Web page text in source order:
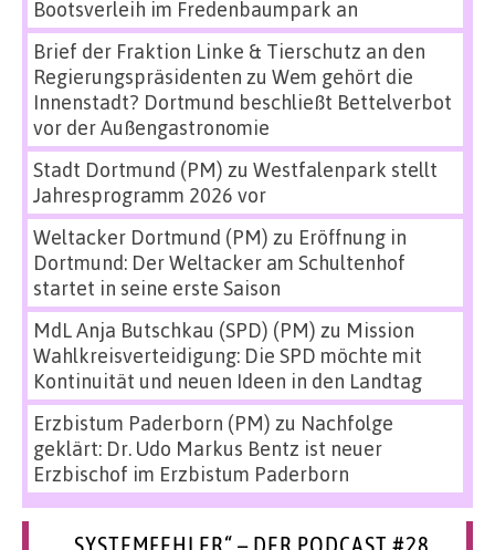
Bootsverleih im Fredenbaumpark an
Brief der Fraktion Linke & Tierschutz an den
Regierungspräsidenten zu Wem gehört die
Innenstadt? Dortmund beschließt Bettelverbot
vor der Außengastronomie
Stadt Dortmund (PM) zu Westfalenpark stellt
Jahresprogramm 2026 vor
Weltacker Dortmund (PM) zu Eröffnung in
Dortmund: Der Weltacker am Schultenhof
startet in seine erste Saison
MdL Anja Butschkau (SPD) (PM) zu Mission
Wahlkreisverteidigung: Die SPD möchte mit
Kontinuität und neuen Ideen in den Landtag
Erzbistum Paderborn (PM) zu Nachfolge
geklärt: Dr. Udo Markus Bentz ist neuer
Erzbischof im Erzbistum Paderborn